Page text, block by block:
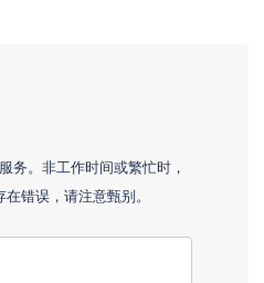
务。非工作时间或繁忙时，
错误，请注意甄别。